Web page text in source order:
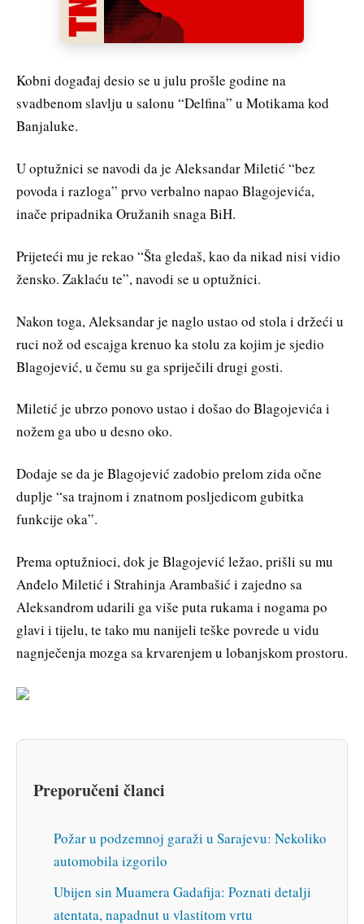
Kobni događaj desio se u julu prošle godine na
svadbenom slavlju u salonu “Delfina” u Motikama kod
Banjaluke.
U optužnici se navodi da je Aleksandar Miletić “bez
povoda i razloga” prvo verbalno napao Blagojevića,
inače pripadnika Oružanih snaga BiH.
Prijeteći mu je rekao “Šta gledaš, kao da nikad nisi vidio
žensko. Zaklaću te”, navodi se u optužnici.
Nakon toga, Aleksandar je naglo ustao od stola i držeći u
ruci nož od escajga krenuo ka stolu za kojim je sjedio
Blagojević, u čemu su ga spriječili drugi gosti.
Miletić je ubrzo ponovo ustao i došao do Blagojevića i
nožem ga ubo u desno oko.
Dodaje se da je Blagojević zadobio prelom zida očne
duplje “sa trajnom i znatnom posljedicom gubitka
funkcije oka”.
Prema optužnioci, dok je Blagojević ležao, prišli su mu
Anđelo Miletić i Strahinja Arambašić i zajedno sa
Aleksandrom udarili ga više puta rukama i nogama po
glavi i tijelu, te tako mu nanijeli teške povrede u vidu
nagnječenja mozga sa krvarenjem u lobanjskom prostoru.
Preporučeni članci
Požar u podzemnoj garaži u Sarajevu: Nekoliko
automobila izgorilo
Ubijen sin Muamera Gadafija: Poznati detalji
atentata, napadnut u vlastitom vrtu